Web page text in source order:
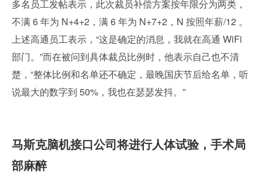
多名员工发帖表示，此次裁员补偿方案按年限分为两类，
不满 6 年为 N+4+2，满 6 年为 N+7+2，N 按照年薪/12 。
上述高通员工表示，“这是确定的消息，我就在高通 WiFi
部门。”而在被问到具体裁员比例时，他表示自己也不清
楚，“整体比例和名单还不确定，最晚国庆节后给名单，听
说最大的数字到 50%，我也在瑟瑟发抖。”
马斯克脑机接口公司将进行人体试验，手术局
部麻醉